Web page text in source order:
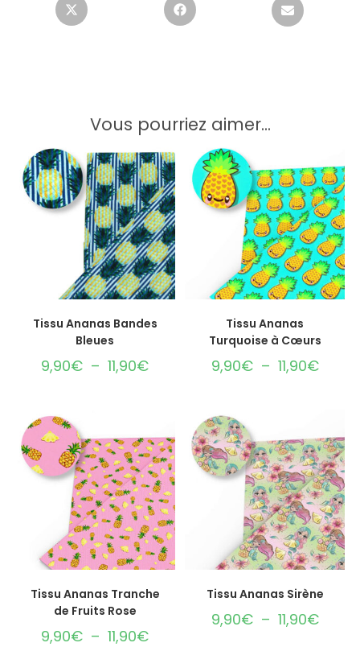
Vous pourriez aimer...
CHOIX DES OPTIONS
Tissu Ananas Bandes
Bleues
9,90€ – 11,90€
CHOIX DES OPTIONS
Tissu Ananas
Turquoise à Cœurs
9,90€ – 11,90€
CHOIX DES OPTIONS
Tissu Ananas Tranche
de Fruits Rose
9,90€ – 11,90€
CHOIX DES OPTIONS
Tissu Ananas Sirène
9,90€ – 11,90€